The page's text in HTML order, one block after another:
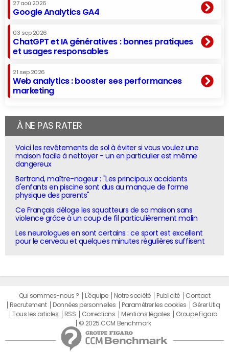
27 aoû 2026
Google Analytics GA4
03 sep 2026
ChatGPT et IA génératives : bonnes pratiques
et usages responsables
21 sep 2026
Web analytics : booster ses performances
marketing
À NE PAS RATER
Voici les revêtements de sol à éviter si vous voulez une
maison facile à nettoyer - un en particulier est même
dangereux
Bertrand, maître-nageur : "Les principaux accidents
d'enfants en piscine sont dus au manque de forme
physique des parents"
Ce Français déloge les squatteurs de sa maison sans
violence grâce à un coup de fil particulièrement malin
Les neurologues en sont certains : ce sport est excellent
pour le cerveau et quelques minutes régulières suffisent
Qui sommes-nous ? L'équipe Notre société Publicité
Contact
Recrutement
Données personnelles Paramétrer les cookies
Gérer Utiq
Tous les articles
RSS Corrections Mentions légales
Groupe Figaro
© 2025 CCM Benchmark